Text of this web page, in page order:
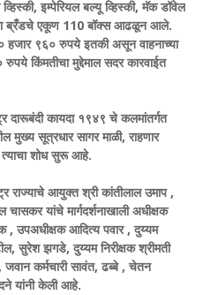
इम्पेरियल बल्यू व्हिस्की, मॅक डॉवेल
ब्रँडचे एकूण 110 बॉक्स आढळून आले.
९६० रुपये इतकी असून वाहनाच्या
किंमतीचा मुद्देमाल सदर कारवाईत
दारूबंदी कायदा १९४९ चे कलमांतर्गत
मुख्य सूत्रधार सागर माळी, राहणार
त्याचा शोध सुरू आहे.
राज्याचे आयुक्त श्री कांतीलाल उमाप ,
यांचे मार्गदर्शनाखाली अधीक्षक
, उपअधीक्षक आदित्य पवार , दुय्यम
सुरेश झगडे, दुय्यम निरीक्षक श्रीमती
कर्मचारी सावंत, ढब्बे , चेतन
यांनी केली आहे.